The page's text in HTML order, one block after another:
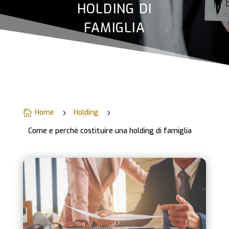
HOLDING DI
FAMIGLIA
 Home 5 Holding 5
Come e perché costituire una holding di famiglia